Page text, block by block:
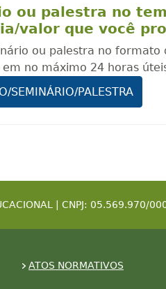
ou palestra no
valor que você
ou palestra no formato
no máximo 24 horas
SEMINÁRIO/PALESTRA
| CNPJ: 05.569.970/
ATOS NORMATIVOS